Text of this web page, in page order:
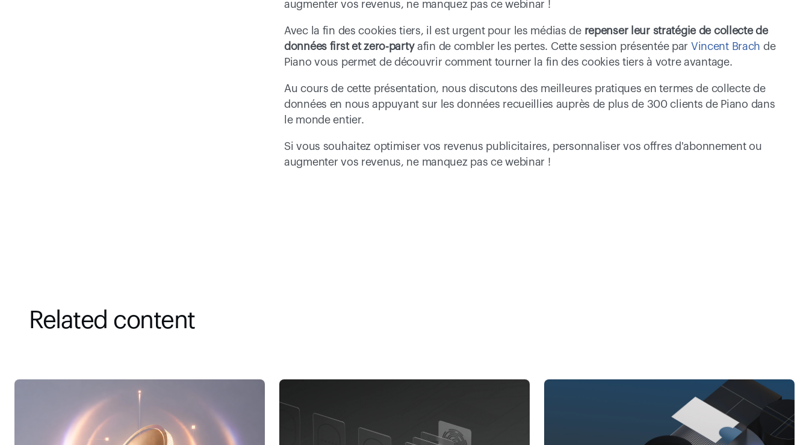
augmenter vos revenus, ne manquez pas ce webinar !
Avec la fin des cookies tiers, il est urgent pour les médias de repenser leur stratégie de collecte de
données first et zero-party afin de combler les pertes. Cette session présentée par Vincent Brach de
Piano vous permet de découvrir comment tourner la fin des cookies tiers à votre avantage.
Au cours de cette présentation, nous discutons des meilleures pratiques en termes de collecte de
données en nous appuyant sur les données recueillies auprès de plus de 300 clients de Piano dans
le monde entier.
Si vous souhaitez optimiser vos revenus publicitaires, personnaliser vos offres d'abonnement ou
augmenter vos revenus, ne manquez pas ce webinar !
Related content